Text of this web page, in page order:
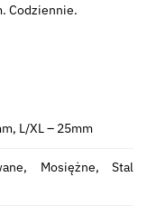
Codziennie.
L/XL – 25mm
Mosiężne, Stal